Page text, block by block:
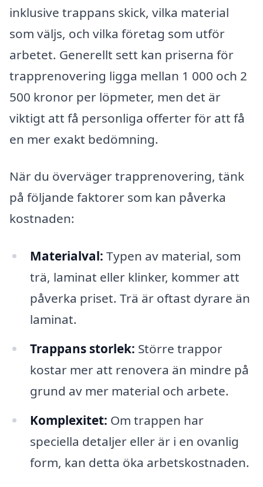
inklusive trappans skick, vilka material
som väljs, och vilka företag som utför
arbetet. Generellt sett kan priserna för
trapprenovering ligga mellan 1 000 och 2
500 kronor per löpmeter, men det är
viktigt att få personliga offerter för att få
en mer exakt bedömning.
När du överväger trapprenovering, tänk
på följande faktorer som kan påverka
kostnaden:
Materialval: Typen av material, som
trä, laminat eller klinker, kommer att
påverka priset. Trä är oftast dyrare än
laminat.
Trappans storlek: Större trappor
kostar mer att renovera än mindre på
grund av mer material och arbete.
Komplexitet: Om trappen har
speciella detaljer eller är i en ovanlig
form, kan detta öka arbetskostnaden.